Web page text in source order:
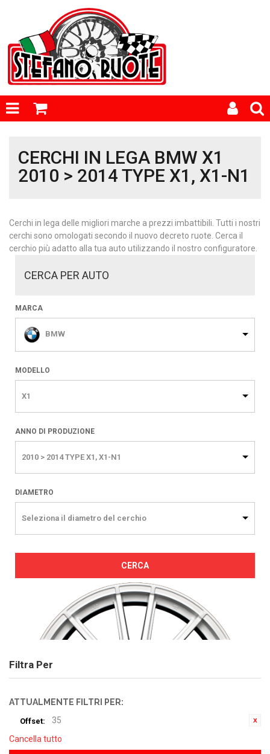
CERCHI IN LEGA BMW X1
2010 > 2014 TYPE X1, X1-N1
Cerchi in lega delle migliori marche a prezzi imbattibili. Tutti i nostri
cerchi sono omologati secondo il nuovo decreto ruote. Cerca il
cerchio più adatto alla tua auto utilizzando il nostro configuratore.
CERCA PER AUTO
MARCA
BMW
MODELLO
X1
ANNO DI PRODUZIONE
2010 > 2014 TYPE X1, X1-N1
DIAMETRO
Seleziona il diametro del cerchio
CERCA
Filtra Per
ATTUALMENTE FILTRI PER:
Offset:
35
Cancella tutto